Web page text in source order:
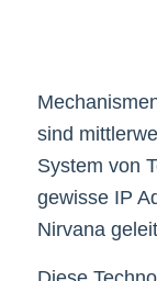
sind
System von
gewisse IP
Nirvana